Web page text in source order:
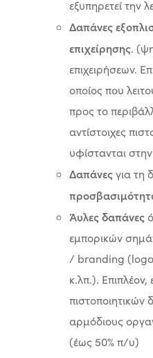
εξυπηρετεί την
Δαπάνες
επιχείρησης.
επιχειρήσεων.
οποίος που
προς το
αντίστοιχες
υφίστανται
Δαπάνεςγια τη
Άυλες δαπάνες
εμπορικών
/ branding
κ.λπ.). Επιπλέον,
πιστοποιητικών
αρμόδιους
(έως 50% π/υ)